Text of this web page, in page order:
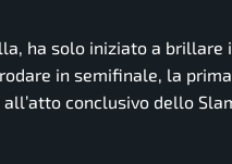
ha solo iniziato a brillare
in semifinale, la
all’atto conclusivo dello